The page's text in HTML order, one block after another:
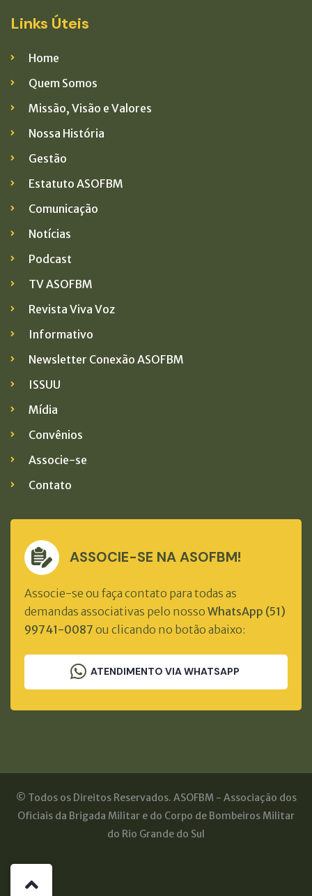
Links Úteis
Home
Quem Somos
Missão, Visão e Valores
Nossa História
Gestão
Estatuto ASOFBM
Comunicação
Notícias
Podcast
TV ASOFBM
Revista Viva Voz
Informativo
Newsletter Conexão ASOFBM
ISSUU
Mídia
Convênios
Associe-se
Contato
ASSOCIE-SE NA ASOFBM!
Associe-se ou faça contato para todas as
demandas associativas pelo nosso WhatsApp (51)
99741-0087 ou clicando no botão abaixo:
ATENDIMENTO VIA WHATSAPP
© Todos os Direitos Reservados. ASOFBM - Associação dos
Oficiais da Brigada Militar e do Corpo de Bombeiros Militar
do Rio Grande do Sul